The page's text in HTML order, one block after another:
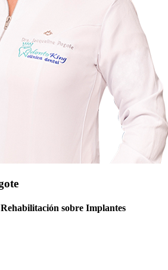
sobre Implantes